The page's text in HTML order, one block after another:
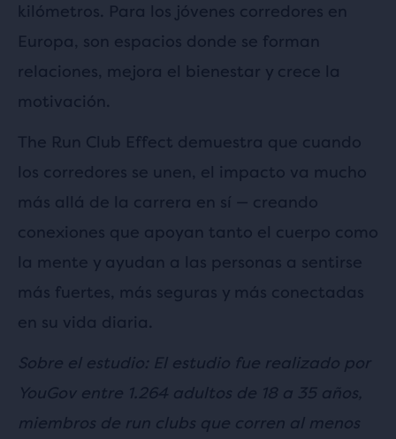
kilómetros. Para los jóvenes corredores en
Europa, son espacios donde se forman
relaciones, mejora el bienestar y crece la
motivación.
The Run Club Effect demuestra que cuando
los corredores se unen, el impacto va mucho
más allá de la carrera en sí — creando
conexiones que apoyan tanto el cuerpo como
la mente y ayudan a las personas a sentirse
más fuertes, más seguras y más conectadas
en su vida diaria.
Sobre el estudio: El estudio fue realizado por
YouGov entre 1.264 adultos de 18 a 35 años,
miembros de run clubs que corren al menos